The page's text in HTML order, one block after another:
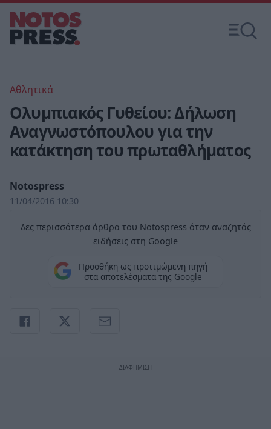
Αθλητικά
Ολυμπιακός Γυθείου: Δήλωση
Αναγνωστόπουλου για την
κατάκτηση του πρωταθλήματος
Notospress
11/04/2016 10:30
Δες περισσότερα άρθρα του Notospress όταν αναζητάς
ειδήσεις στη Google
Προσθήκη ως προτιμώμενη πηγή
στα αποτελέσματα της Google